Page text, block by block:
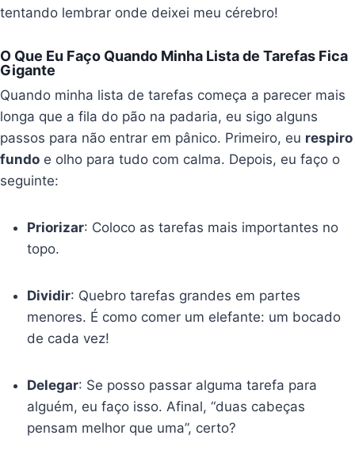
tentando lembrar onde deixei meu cérebro!
O Que Eu Faço Quando Minha Lista de Tarefas Fica
Gigante
Quando minha lista de tarefas começa a parecer mais
longa que a fila do pão na padaria, eu sigo alguns
passos para não entrar em pânico. Primeiro, eu respiro
fundo e olho para tudo com calma. Depois, eu faço o
seguinte:
Priorizar: Coloco as tarefas mais importantes no
topo.
Dividir: Quebro tarefas grandes em partes
menores. É como comer um elefante: um bocado
de cada vez!
Delegar: Se posso passar alguma tarefa para
alguém, eu faço isso. Afinal, “duas cabeças
pensam melhor que uma”, certo?